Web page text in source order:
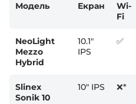
Модель Екран
Wi-
Fi
NeoLight
Mezzo
Hybrid
10.1"
IPS
✅
Slinex
Sonik 10
10" IPS ❌*